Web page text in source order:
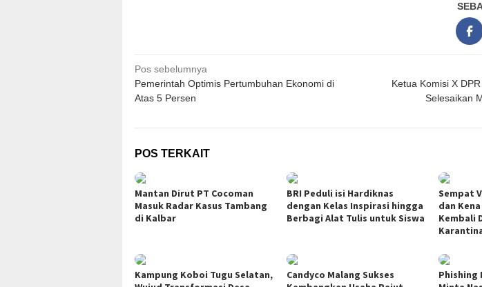
Navigasi
pos
Pos sebelumnya
Pemerintah Optimis Pertumbuhan Ekonomi di
Atas 5 Persen
Ketua Komisi X
Selesaikan
POS TERKAIT
Mantan Dirut PT Cocoman
Masuk Radar Kasus Tambang
di Kalbar
BRI Peduli isi Hardiknas
dengan Kelas Inspirasi hingga
Berbagi Alat Tulis untuk Siswa
Sempat
dan
Kembali
Kampung Koboi Tugu Selatan,
Candyco Malang Sukses
Phishing